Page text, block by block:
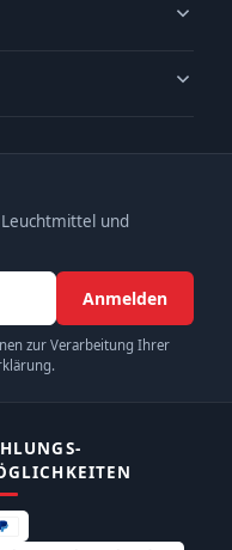
und
Anmelden
zur Verarbeitung Ihrer